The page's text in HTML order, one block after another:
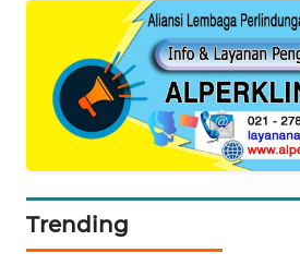
Trending
GARONGGANG
NEWS